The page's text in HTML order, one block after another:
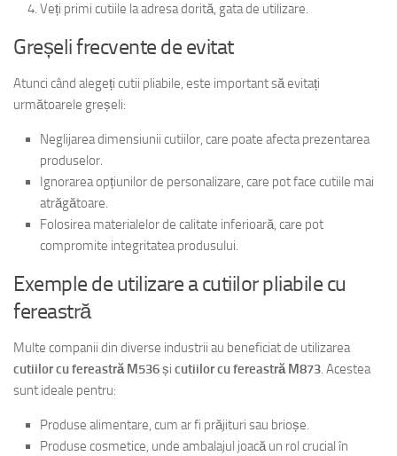
Veți primi cutiile la adresa dorită, gata de utilizare.
Greșeli frecvente de evitat
Atunci când alegeți cutii pliabile, este important să evitați
următoarele greșeli:
Neglijarea dimensiunii cutiilor, care poate afecta prezentarea
produselor.
Ignorarea opțiunilor de personalizare, care pot face cutiile mai
atrăgătoare.
Folosirea materialelor de calitate inferioară, care pot
compromite integritatea produsului.
Exemple de utilizare a cutiilor pliabile cu
fereastră
Multe companii din diverse industrii au beneficiat de utilizarea
cutiilor cu fereastră M536și cutiilor cu fereastră M873. Acestea
sunt ideale pentru:
Produse alimentare, cum ar fi prăjituri sau brioșe.
Produse cosmetice, unde ambalajul joacă un rol crucial în